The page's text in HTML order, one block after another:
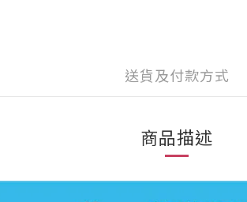
送貨及付款方式
商品描述